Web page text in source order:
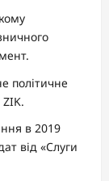
політичне
в 2019
від «Слуги